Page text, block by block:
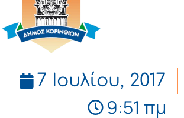
7 Ιουλίου, 2017
9:51 πμ